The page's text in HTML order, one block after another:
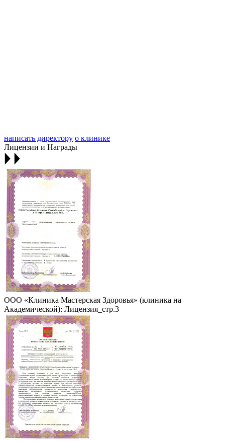
написать директору о клинике
Лицензии и Награды
ООО «Клиника Мастерская Здоровья» (клиника на
Академической): Лицензия_стр.3